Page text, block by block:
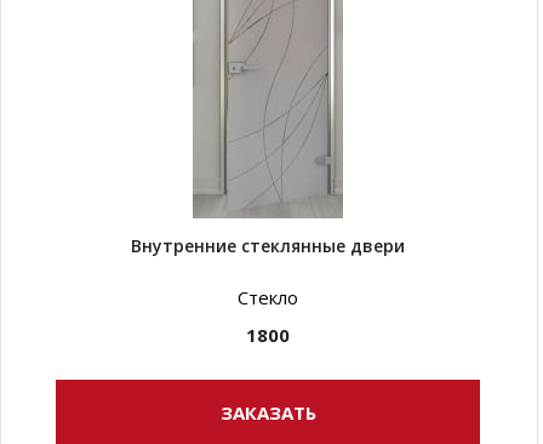
Внутренние стеклянные двери
Стекло
1800
ЗАКАЗАТЬ